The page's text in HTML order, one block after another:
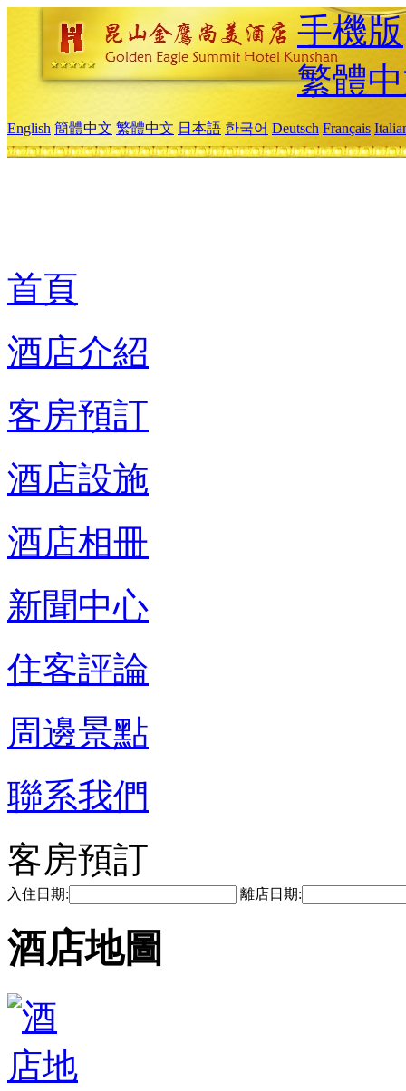
手機版
繁體
English 簡體中文 繁體中文 日本語 한국어 Deutsch Français
首頁
酒店介紹
客房預訂
酒店設施
酒店相冊
新聞中心
住客評論
周邊景點
聯系我們
客房預訂
入住日期: 離店日期:
酒店地圖